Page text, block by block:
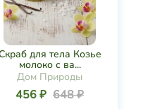
для тела Козье
молоко с ва...
Дом Природы
456 ₽ 648 ₽